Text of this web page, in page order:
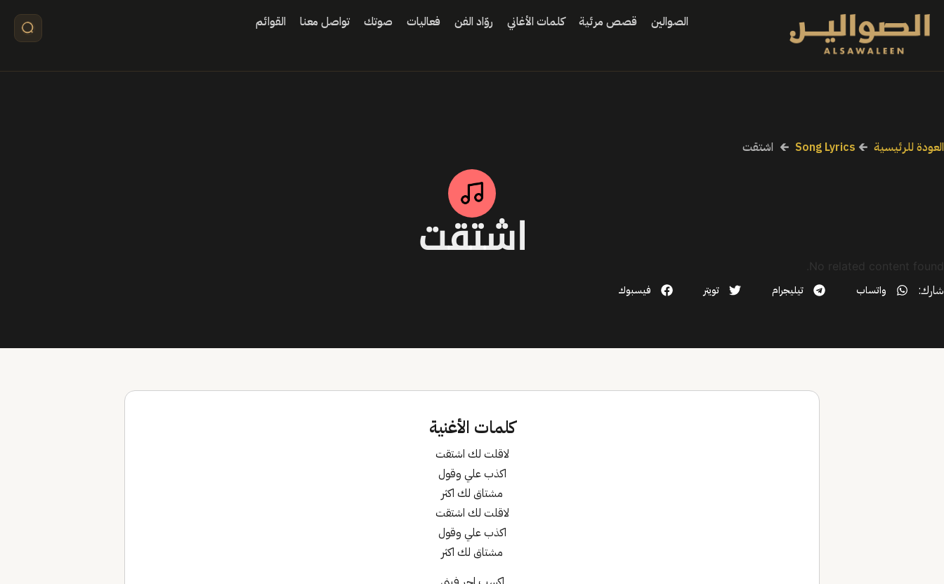
الصوالين قصص مرئية كلمات الأغاني روّاد الفن فعاليات صوتك تواصل معنا القوائم
العودة للرئيسية 🡰
Song Lyrics
🡰 اشتقت
اشتقت No related content found.
شارك: واتساب تيليجرام تويتر فيسبوك
كلمات الأغنية
لاقلت لك اشتقت
اكذب علي وقول
مشتاق لك اكثر
لاقلت لك اشتقت
اكذب علي وقول
مشتاق لك اكثر